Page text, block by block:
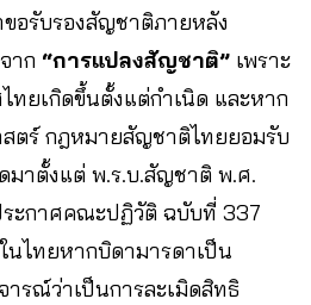
อรับรองสัญชาติภายหลัง
าก “การแปลงสัญชาติ” เพราะ
ทยเกิดขึ้นตั้งแต่กำเนิด และหาก
ตร์ กฎหมายสัญชาติไทยยอมรับ
มาตั้งแต่ พ.ร.บ.สัญชาติ พ.ศ.
ะกาศคณะปฏิวัติ ฉบับที่ 337
ไทยหากบิดามารดาเป็น
รณ์ว่าเป็นการละเมิดสิทธิ